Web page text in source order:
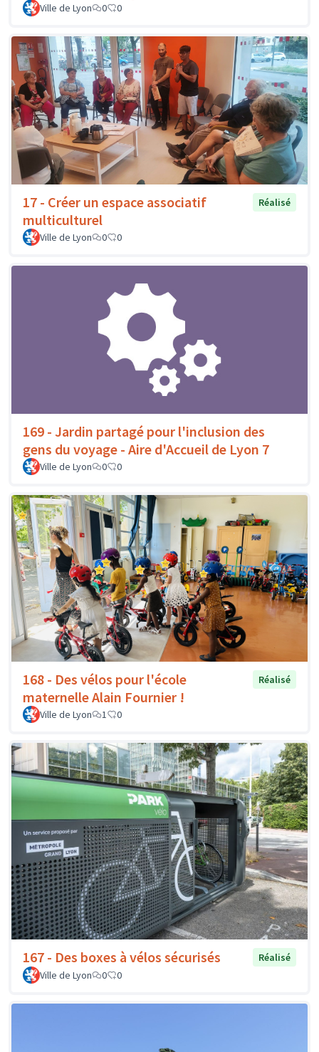
Ville de Lyon 0 0
17 - Créer un espace associatif
multiculturel
Réalisé
Ville de Lyon 0 0
169 - Jardin partagé pour l'inclusion des
gens du voyage - Aire d'Accueil de Lyon 7
Ville de Lyon 0 0
168 - Des vélos pour l'école
maternelle Alain Fournier !
Réalisé
Ville de Lyon 1 0
167 - Des boxes à vélos sécurisés
Réalisé
Ville de Lyon
0 0